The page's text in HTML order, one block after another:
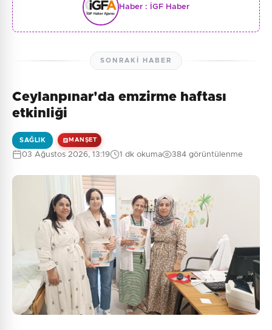
Haber : İGF Haber
SONRAKI HABER
Ceylanpınar'da emzirme haftası
etkinliği
SAĞLIK MANŞET
03 Ağustos 2026, 13:19 1 dk okuma 384 görüntülenme